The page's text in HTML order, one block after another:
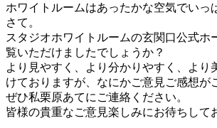
ホワイトルームはあったかな空気でいっ
さて。
スタジオホワイトルームの玄関口公式ホ
覧いただけましたでしょうか？
より見やすく、より分かりやすく、より
けておりますが、なにかご意見ご感想が
ぜひ私栗原あてにご連絡ください。
皆様の貴重なご意見楽しみにお待ちして